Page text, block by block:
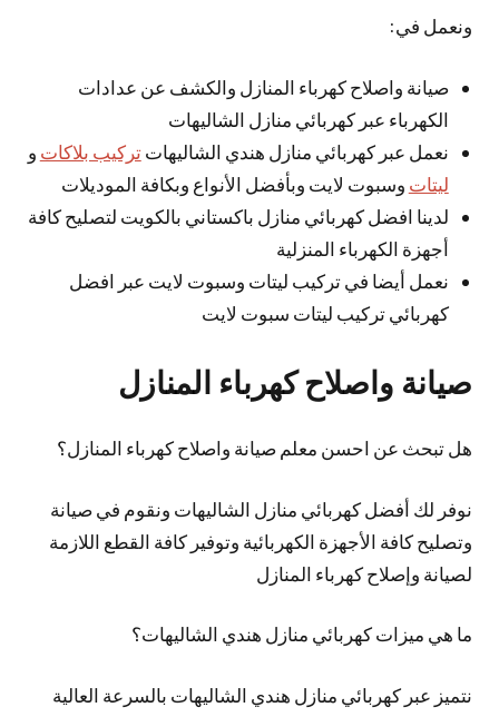
ونعمل في:
صيانة واصلاح كهرباء المنازل والكشف عن عدادات
الكهرباء عبر كهربائي منازل الشاليهات
نعمل عبر كهربائي منازل هندي الشاليهاتتركيب بلاكات و
ليتات وسبوت لايت وبأفضل الأنواع وبكافة الموديلات
لدينا افضل كهربائي منازل باكستاني بالكويت لتصليح كافة
أجهزة الكهرباء المنزلية
نعمل أيضا في تركيب ليتات وسبوت لايت عبر افضل
كهربائي تركيب ليتات سبوت لايت
صيانة واصلاح كهرباء المنازل
هل تبحث عن احسن معلم صيانة واصلاح كهرباء المنازل؟
نوفر لك أفضل كهربائي منازل الشاليهات ونقوم في صيانة
وتصليح كافة الأجهزة الكهربائية وتوفير كافة القطع اللازمة
لصيانة وإصلاح كهرباء المنازل
ما هي ميزات كهربائي منازل هندي الشاليهات؟
نتميز عبر كهربائي منازل هندي الشاليهات بالسرعة العالية